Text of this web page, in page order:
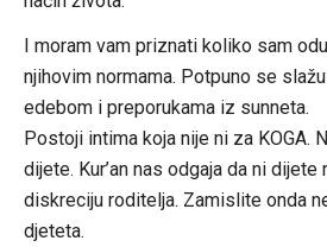
I moram vam priznati koliko sam
njihovim normama. Potpuno se
edebom i preporukama iz sunneta.
Postoji intima koja nije ni za KOGA.
dijete. Kur’an nas odgaja da ni dijete
diskreciju roditelja. Zamislite onda
djeteta.